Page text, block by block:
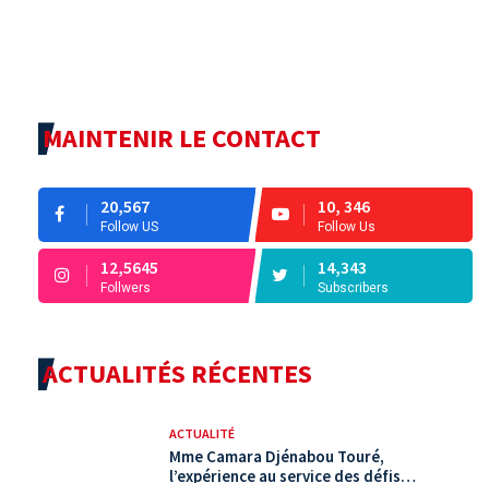
MAINTENIR LE CONTACT
20,567
Follow US
10, 346
Follow Us
12,5645
Follwers
14,343
Subscribers
ACTUALITÉS RÉCENTES
ACTUALITÉ
Mme Camara Djénabou Touré,
l’expérience au service des défis